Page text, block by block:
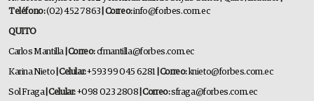
Teléfono:(02) 452 7863 | Correo:info@forbes.com.ec
QUITO
Carlos Mantilla | Correo:cfmantilla@forbes.com.ec
Karina Nieto | Celular:+593 99 045 6281 | Correo:knieto@forbes.com.ec
Sol Fraga| Celular:+098 023 2808 | Correo:sfraga@forbes.com.ec